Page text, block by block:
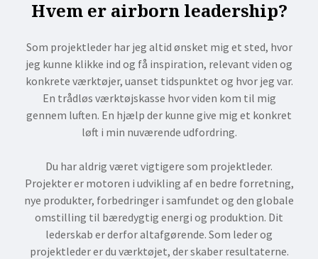
Hvem er airborn leadership?
Som projektleder har jeg altid ønsket mig et sted, hvor
jeg kunne klikke ind og få inspiration, relevant viden og
konkrete værktøjer, uanset tidspunktet og hvor jeg var.
En trådløs værktøjskasse hvor viden kom til mig
gennem luften. En hjælp der kunne give mig et konkret
løft i min nuværende udfordring.
Du har aldrig været vigtigere som projektleder.
Projekter er motoren i udvikling af en bedre forretning,
nye produkter, forbedringer i samfundet og den globale
omstilling til bæredygtig energi og produktion. Dit
lederskab er derfor altafgørende. Som leder og
projektleder er du værktøjet, der skaber resultaterne.